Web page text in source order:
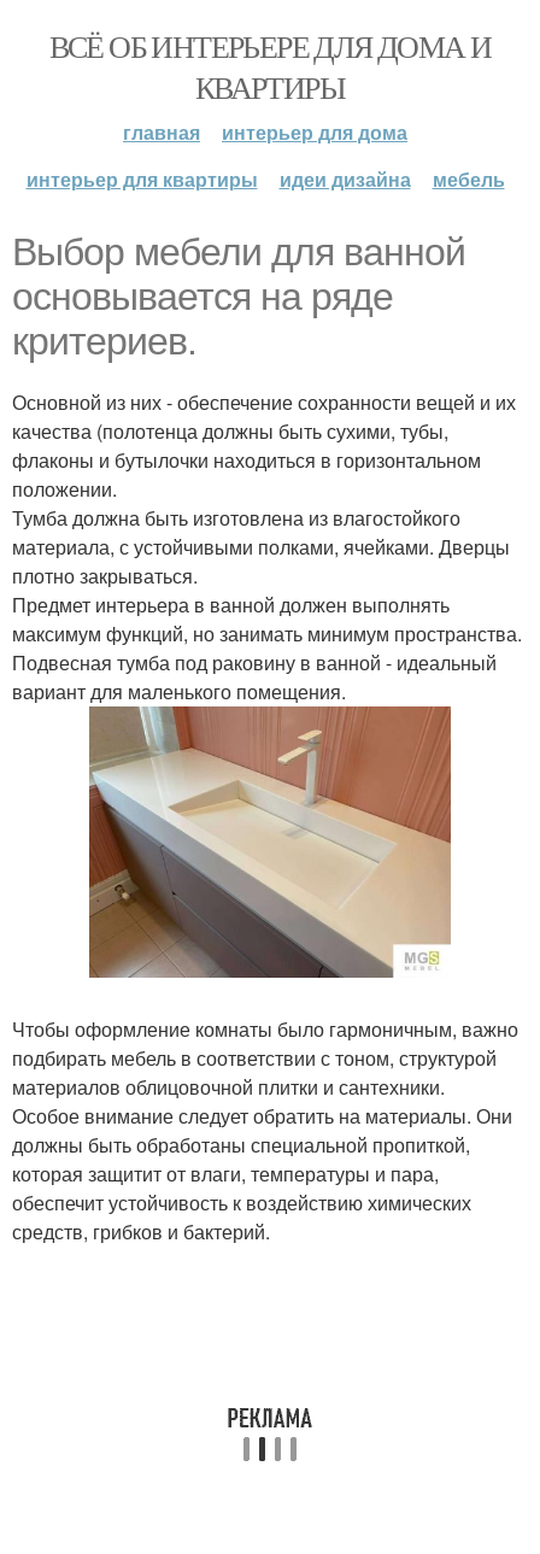
ВСЁ ОБ ИНТЕРЬЕРЕ ДЛЯ ДОМА И
КВАРТИРЫ
главная
интерьер для дома
интерьер для квартиры
идеи дизайна мебель
Выбор мебели для ванной
основывается на ряде
критериев.
Основной из них - обеспечение сохранности вещей и их
качества (полотенца должны быть сухими, тубы,
флаконы и бутылочки находиться в горизонтальном
положении.
Тумба должна быть изготовлена из влагостойкого
материала, с устойчивыми полками, ячейками. Дверцы
плотно закрываться.
Предмет интерьера в ванной должен выполнять
максимум функций, но занимать минимум пространства.
Подвесная тумба под раковину в ванной - идеальный
вариант для маленького помещения.
Чтобы оформление комнаты было гармоничным, важно
подбирать мебель в соответствии с тоном, структурой
материалов облицовочной плитки и сантехники.
Особое внимание следует обратить на материалы. Они
должны быть обработаны специальной пропиткой,
которая защитит от влаги, температуры и пара,
обеспечит устойчивость к воздействию химических
средств, грибков и бактерий.